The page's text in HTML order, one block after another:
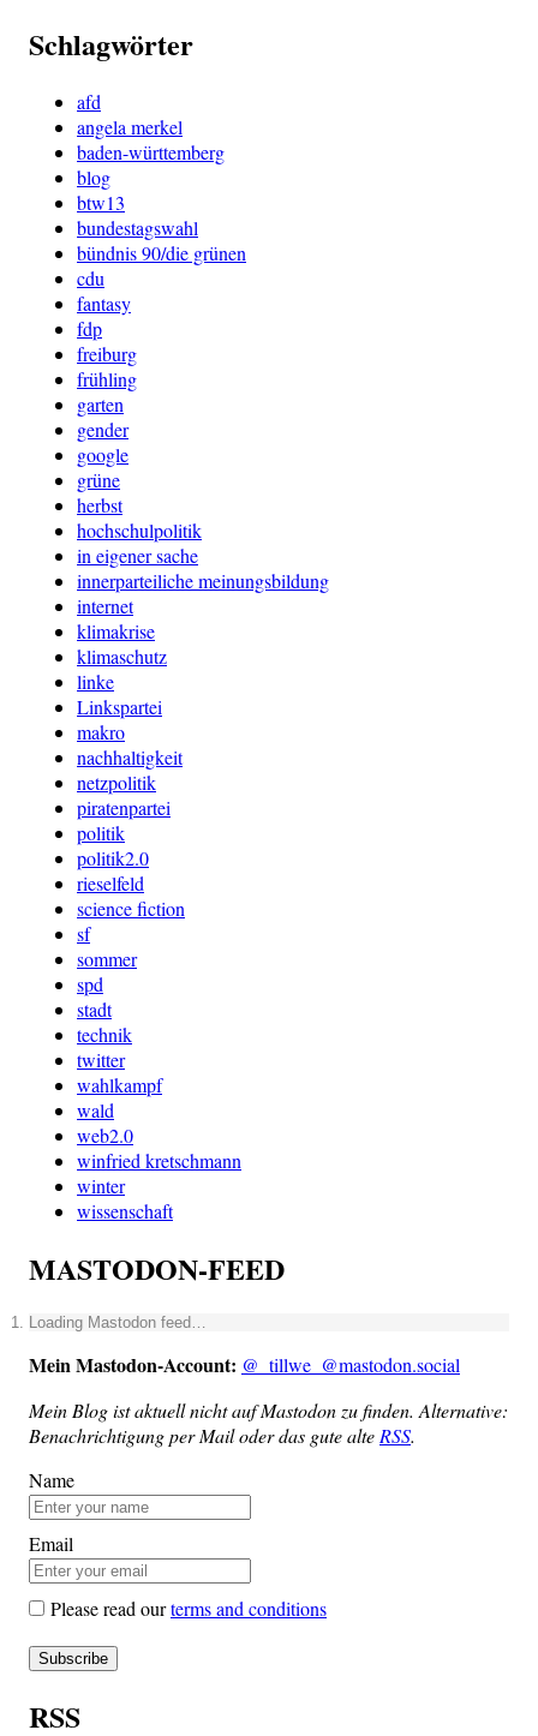
Schlagwörter
afd
angela merkel
baden-württemberg
blog
btw13
bundestagswahl
bündnis 90/die grünen
cdu
fantasy
fdp
freiburg
frühling
garten
gender
google
grüne
herbst
hochschulpolitik
in eigener sache
innerparteiliche meinungsbildung
internet
klimakrise
klimaschutz
linke
Linkspartei
makro
nachhaltigkeit
netzpolitik
piratenpartei
politik
politik2.0
rieselfeld
science fiction
sf
sommer
spd
stadt
technik
twitter
wahlkampf
wald
web2.0
winfried kretschmann
winter
wissenschaft
MASTODON-FEED
Loa­ding Mast­o­don feed…
Mein Mast­o­don-Account: @_tillwe_@mastodon.social
Mein Blog ist aktu­ell nicht auf Mast­o­don zu fin­den. Alter­na­ti­ve:
Benach­rich­ti­gung per Mail oder das gute alte RSS.
Name
Email
Please read ourterms and conditions
RSS